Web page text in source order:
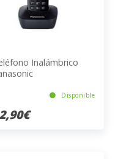
Inalámbrico
Disponible